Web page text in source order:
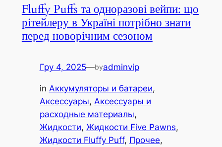
Fluffy Puffs та одноразові вейпи: що
рітейлеру в Україні потрібно знати
перед новорічним сезоном
Гру 4, 2025—byadminvip
in Аккумуляторы и батареи
Аксессуары, Аксессуары и
расходные материалы
Жидкости, Жидкости Five Pawns
Жидкости Fluffy Puff, Прочее